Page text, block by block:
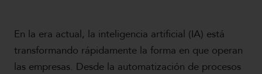
En la era actual, la inteligencia artificial (IA) está
transformando rápidamente la forma en que operan
las empresas. Desde la automatización de procesos